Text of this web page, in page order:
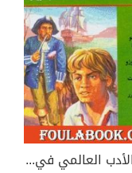
روائع الأدب العالمي في كبسولة جـ 3